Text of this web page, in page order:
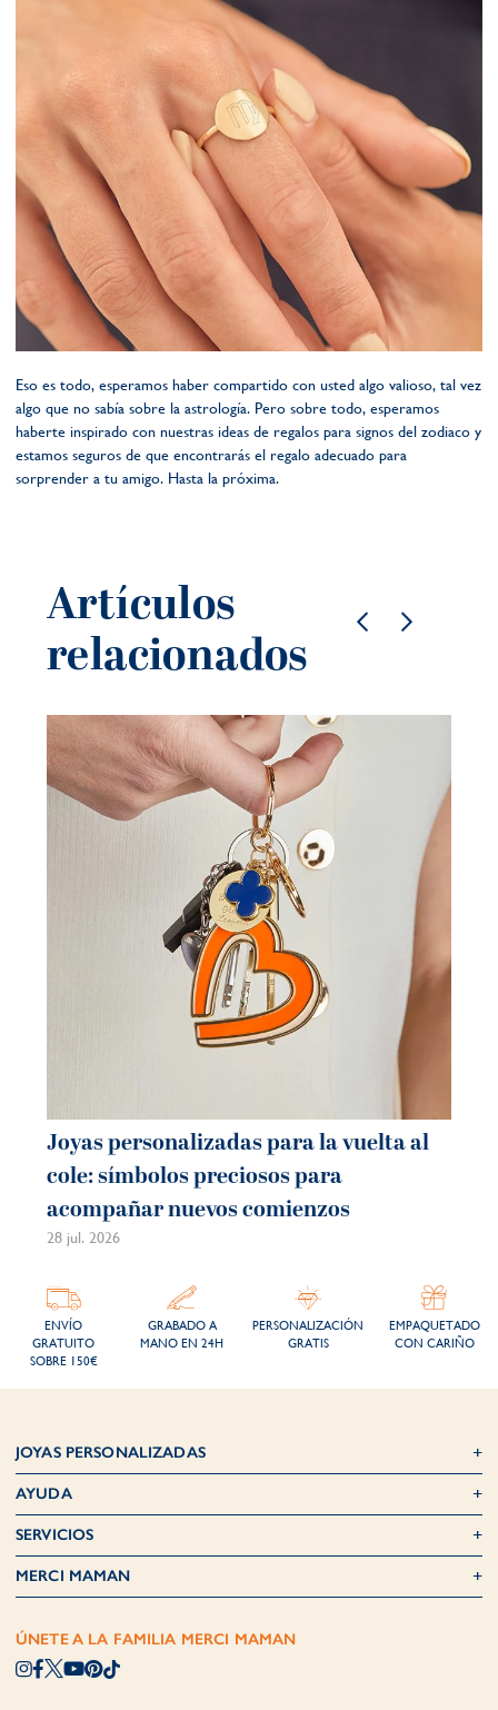
Eso es todo, esperamos haber compartido con usted algo valioso, tal vez
algo que no sabía sobre la astrología. Pero sobre todo, esperamos
haberte inspirado con nuestras ideas de regalos para signos del zodiaco y
estamos seguros de que encontrarás el regalo adecuado para
sorprender a tu amigo. Hasta la próxima.
Artículos
relacionados
Joyas personalizadas para la vuelta al
cole: símbolos preciosos para
acompañar nuevos comienzos
28 jul. 2026
ENVÍO
GRATUITO
SOBRE 150€
GRABADO A
MANO EN 24H
PERSONALIZACIÓN
GRATIS
EMPAQUETADO
CON CARIÑO
JOYAS PERSONALIZADAS
AYUDA
SERVICIOS
MERCI MAMAN
ÚNETE A LA FAMILIA MERCI MAMAN